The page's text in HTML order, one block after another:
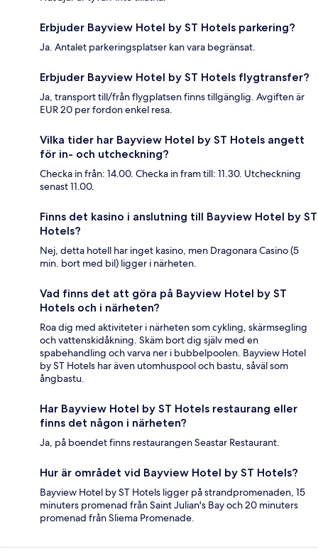
Erbjuder Bayview Hotel by ST Hotels parkering?
Ja. Antalet parkeringsplatser kan vara begränsat.
Erbjuder Bayview Hotel by ST Hotels flygtransfer?
Ja, transport till/från flygplatsen finns tillgänglig. Avgiften är
EUR 20 per fordon enkel resa.
Vilka tider har Bayview Hotel by ST Hotels angett
för in- och utcheckning?
Checka in från: 14.00. Checka in fram till: 11.30. Utcheckning
senast 11.00.
Finns det kasino i anslutning till Bayview Hotel by ST
Hotels?
Nej, detta hotell har inget kasino, men Dragonara Casino (5
min. bort med bil) ligger i närheten.
Vad finns det att göra på Bayview Hotel by ST
Hotels och i närheten?
Roa dig med aktiviteter i närheten som cykling, skärmsegling
och vattenskidåkning. Skäm bort dig själv med en
spabehandling och varva ner i bubbelpoolen. Bayview Hotel
by ST Hotels har även utomhuspool och bastu, såväl som
ångbastu.
Har Bayview Hotel by ST Hotels restaurang eller
finns det någon i närheten?
Ja, på boendet finns restaurangen Seastar Restaurant.
Hur är området vid Bayview Hotel by ST Hotels?
Bayview Hotel by ST Hotels ligger på strandpromenaden, 15
minuters promenad från Saint Julian's Bay och 20 minuters
promenad från Sliema Promenade.